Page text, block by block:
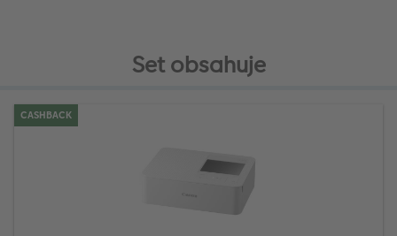
Set obsahuje
CASHBACK